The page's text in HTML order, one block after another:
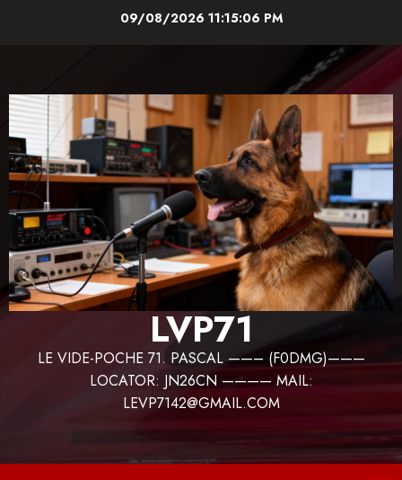
09/08/202611:15:07 PM
LVP71
LE VIDE-POCHE 71. PASCAL ——– (F0DMG)———
LOCATOR: JN26CN ———— MAIL:
LEVP7142@GMAIL.COM